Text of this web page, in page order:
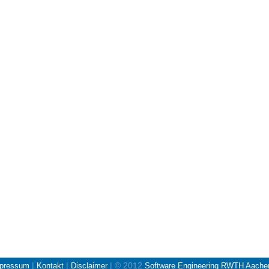
| Kontakt | Disclaimer | © 2012 Software Engineering RWTH